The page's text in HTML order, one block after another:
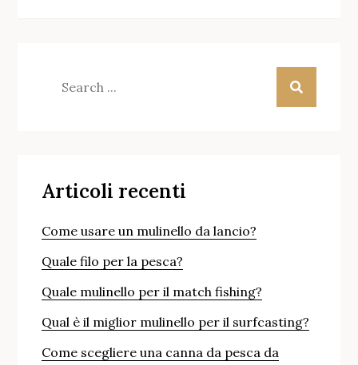
Articoli recenti
Come usare un mulinello da lancio?
Quale filo per la pesca?
Quale mulinello per il match fishing?
Qual è il miglior mulinello per il surfcasting?
Come scegliere una canna da pesca da